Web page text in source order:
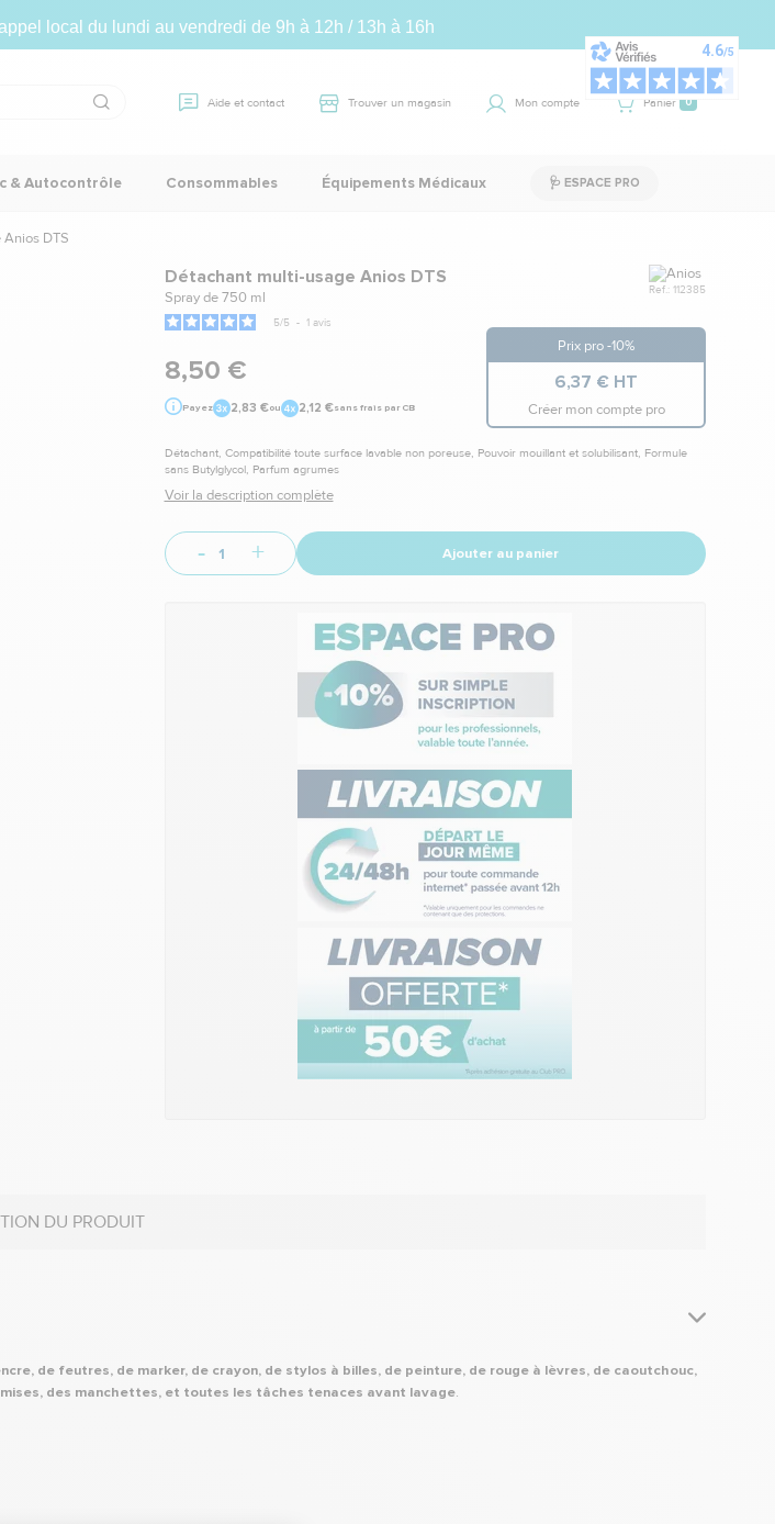
local du lundi au vendredi de 9h à 12h / 13h à 16h
Aide et contact Trouver un magasin Mon compte Panier 0
& Autocontrôle Consommables Équipements Médicaux 🩺 ESPACE PRO
DTS
Détachant multi-usage Anios DTS
Spray de 750 ml
Marque
Ref.: 112385
5/5 - 1 avis
8,50 €
Prix pro -10%
6,37 € HT
Créer mon compte pro
Payez 2,83 €ou 2,12 €sans frais par CB
Détachant, Compatibilité toute surface lavable non poreuse, Pouvoir mouillant et solubilisant, Formule
sans Butylglycol, Parfum agrumes
Voir la description complète
- + Ajouter au panier
DU PRODUIT
de feutres, de marker, de crayon, de stylos à billes, de peinture, de rouge à lèvres, de caoutchouc,
des manchettes, et toutes les tâches tenaces avant lavage.